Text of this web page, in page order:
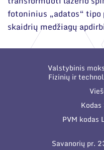
Patentai
Mokslo renginiai
Informacija studentams
Informacija
Nuo moksleivio iki
fotoninius „adatos“
skaidrių medžiagų
Valstybinis
Fizinių ir
PVM
Savanorių pr.